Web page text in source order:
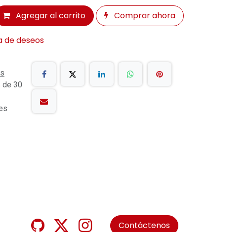
Agregar al carrito Comprar ahora
de deseos
de 30
Contáctenos